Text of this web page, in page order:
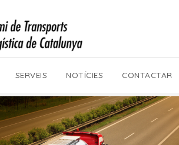
SERVEIS NOTÍCIES CONTACTAR